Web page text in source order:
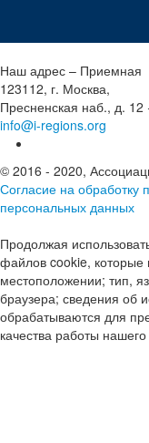
Наш адрес – Приемная
123112, г. Москва,
Пресненская наб., д. 12
info@i-regions.org
© 2016 - 2020,
Согласие на обработку
персональных данных
Продолжая
файлов cookie, которые
местоположении; тип,
браузера; сведения об
обрабатываются для
качества работы